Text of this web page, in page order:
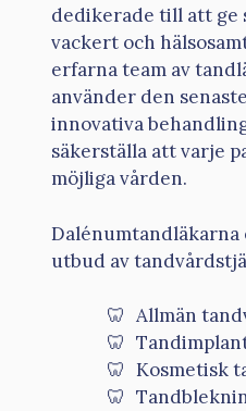
dedikerade till att ge
vackert och
erfarna team av
använder den
innovativa
säkerställa att varje
möjliga vården.
utbud av
Allmän
Kosmetisk